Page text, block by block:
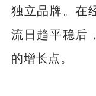
独立品牌。在
流日趋平稳后
的增长点。